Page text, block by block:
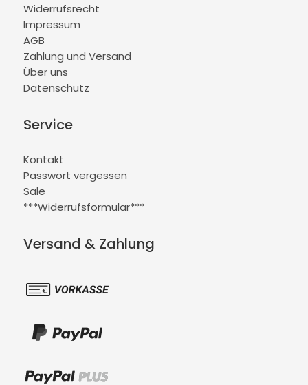
Widerrufsrecht
Impressum
AGB
Zahlung und Versand
Über uns
Datenschutz
Service
Kontakt
Passwort vergessen
Sale
***Widerrufsformular***
Versand & Zahlung